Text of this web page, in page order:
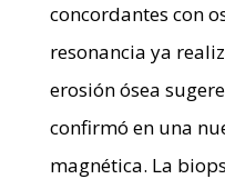
concordantes con
resonancia ya
erosión ósea
confirmó en una
magnética. La